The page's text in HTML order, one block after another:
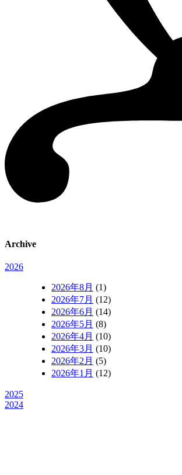
Archive
2026
2026年8月 (1)
2026年7月 (12)
2026年6月 (14)
2026年5月 (8)
2026年4月 (10)
2026年3月 (10)
2026年2月 (5)
2026年1月 (12)
2025
2024